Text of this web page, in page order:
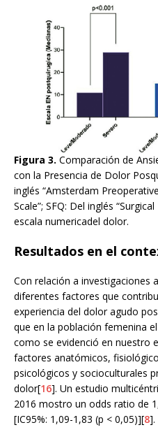
Figura 3. Comparación de
con la Presencia de Dolor
inglés “Amsterdam
Scale”; SFQ: Del inglés
escala numericadel dolor.
Resultados en el
Con relación a investigaciones
diferentes factores que
experiencia del dolor agudo
que en la población femenina
como se evidenció en nuestro
factores anatómicos,
psicológicos y socioculturales
dolor[16]. Un estudio
2016 mostro un odds ratio de
[IC95%: 1,09-1,83 (p < 0,05)][8].